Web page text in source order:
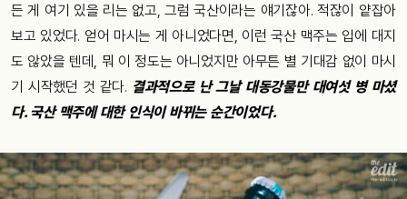
든 게 여기 있을 리는 없고, 그럼 국산이라는 얘기잖아. 적잖이 얕잡아
보고 있었다. 얻어 마시는 게 아니었다면, 이런 국산 맥주는 입에 대지
도 않았을 텐데, 뭐 이 정도는 아니었지만 아무튼 별 기대감 없이 마시
기 시작했던 것 같다. 결과적으로 난 그날 대동강물만 대여섯 병 마셨
다. 국산 맥주에 대한 인식이 바뀌는 순간이었다.